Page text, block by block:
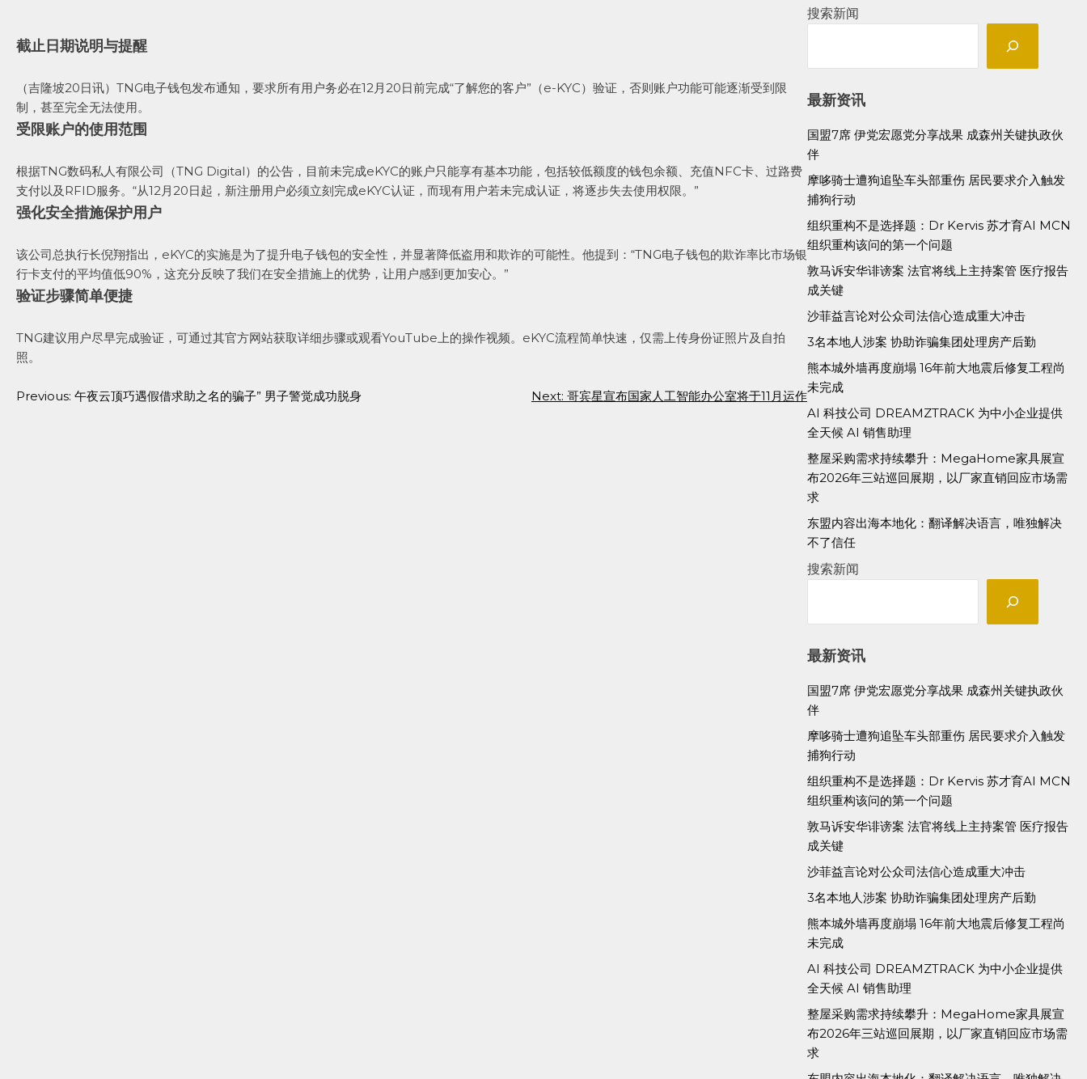
截止日期说明与提醒
（吉隆坡20日讯）TNG电子钱包发布通知，要求所有用户务必在12月20日前完成“了解您的客户”（e-KYC）验证，否则账户功能可能逐渐受到限
制，甚至完全无法使用。
受限账户的使用范围
根据TNG数码私人有限公司（TNG Digital）的公告，目前未完成eKYC的账户只能享有基本功能，包括较低额度的钱包余额、充值NFC卡、过路费
支付以及RFID服务。“从12月20日起，新注册用户必须立刻完成eKYC认证，而现有用户若未完成认证，将逐步失去使用权限。”
强化安全措施保护用户
该公司总执行长倪翔指出，eKYC的实施是为了提升电子钱包的安全性，并显著降低盗用和欺诈的可能性。他提到：“TNG电子钱包的欺诈率比市场银
行卡支付的平均值低90%，这充分反映了我们在安全措施上的优势，让用户感到更加安心。”
验证步骤简单便捷
TNG建议用户尽早完成验证，可通过其官方网站获取详细步骤或观看YouTube上的操作视频。eKYC流程简单快速，仅需上传身份证照片及自拍
照。
Post
Previous: 午夜云顶巧遇假借求助之名的骗子” 男子警觉成功脱身 Next: 哥宾星宣布国家人工智能办公室将于11月运作
搜索新闻
最新资讯
国盟7席 伊党宏愿党分享战果 成森州关键执政伙
伴
摩哆骑士遭狗追坠车头部重伤 居民要求介入触发
捕狗行动
组织重构不是选择题：Dr Kervis 苏才育AI MCN
组织重构该问的第一个问题
敦马诉安华诽谤案 法官将线上主持案管 医疗报告
成关键
沙菲益言论对公众司法信心造成重大冲击
3名本地人涉案 协助诈骗集团处理房产后勤
熊本城外墙再度崩塌 16年前大地震后修复工程尚
未完成
AI 科技公司 DREAMZTRACK 为中小企业提供
全天候 AI 销售助理
整屋采购需求持续攀升：MegaHome家具展宣
布2026年三站巡回展期，以厂家直销回应市场需
求
东盟内容出海本地化：翻译解决语言，唯独解决
不了信任
搜索新闻
最新资讯
国盟7席 伊党宏愿党分享战果 成森州关键执政伙
伴
摩哆骑士遭狗追坠车头部重伤 居民要求介入触发
捕狗行动
组织重构不是选择题：Dr Kervis 苏才育AI MCN
组织重构该问的第一个问题
敦马诉安华诽谤案 法官将线上主持案管 医疗报告
成关键
沙菲益言论对公众司法信心造成重大冲击
3名本地人涉案 协助诈骗集团处理房产后勤
熊本城外墙再度崩塌 16年前大地震后修复工程尚
未完成
AI 科技公司 DREAMZTRACK 为中小企业提供
全天候 AI 销售助理
整屋采购需求持续攀升：MegaHome家具展宣
布2026年三站巡回展期，以厂家直销回应市场需
求